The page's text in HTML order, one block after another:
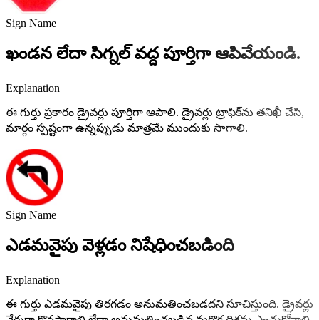
Sign Name
ఖండన లేదా సిగ్నల్ వద్ద పూర్తిగా ఆపివేయండి.
Explanation
ఈ గుర్తు ప్రకారం డ్రైవర్లు పూర్తిగా ఆపాలి. డ్రైవర్లు ట్రాఫిక్‌ను తనిఖీ చేసి,
మార్గం స్పష్టంగా ఉన్నప్పుడు మాత్రమే ముందుకు సాగాలి.
Sign Name
ఎడమవైపు వెళ్లడం నిషేధించబడింది
Explanation
ఈ గుర్తు ఎడమవైపు తిరగడం అనుమతించబడదని సూచిస్తుంది. డ్రైవర్లు